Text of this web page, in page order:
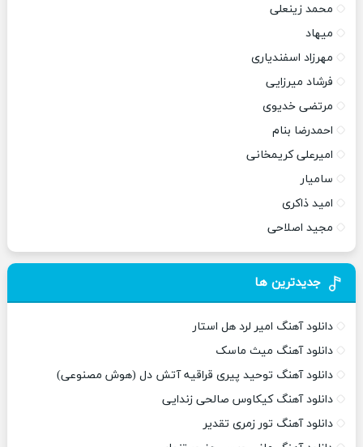
محمد زینعلی
میهاد
مهرزاد اسفندیاری
فرشاد میرزایی
مرتضی خدیوی
احمدرضا بنام
امیرعلی کریمخانی
سامیار
امید ذاکری
مجید اصلاحی
جدیدترین ها
دانلود آهنگ امیر لرد هل استار
دانلود آهنگ میث ماسک
دانلود آهنگ توحید پیری قراقیه آتش دل (هوش مصنوعی)
دانلود آهنگ کیکاوس صالحی زندایی
دانلود آهنگ تور زمری تقدیر